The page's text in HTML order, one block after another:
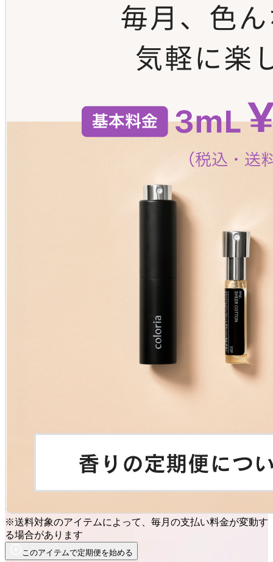
※送料対象のアイテムによって、毎月の支払い料金が変動す
る場合があります
このアイテムで定期便を始める